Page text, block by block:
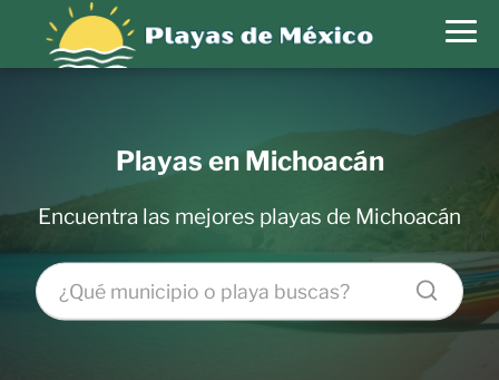
Playas en Michoacán
Encuentra las mejores playas de Michoacán